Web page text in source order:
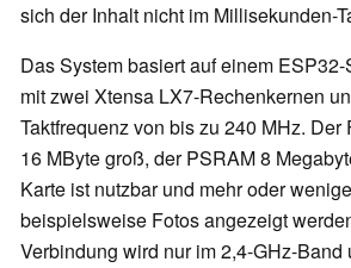
sich der Inhalt nicht im Millisekunden-
Das System basiert auf einem
mit zwei Xtensa LX7-Rechenkernen
Taktfrequenz von bis zu 240 MHz.
16 MByte groß, der PSRAM 8
Karte ist nutzbar und mehr oder
beispielsweise Fotos angezeigt
Verbindung wird nur im 2,4-GHz-Band